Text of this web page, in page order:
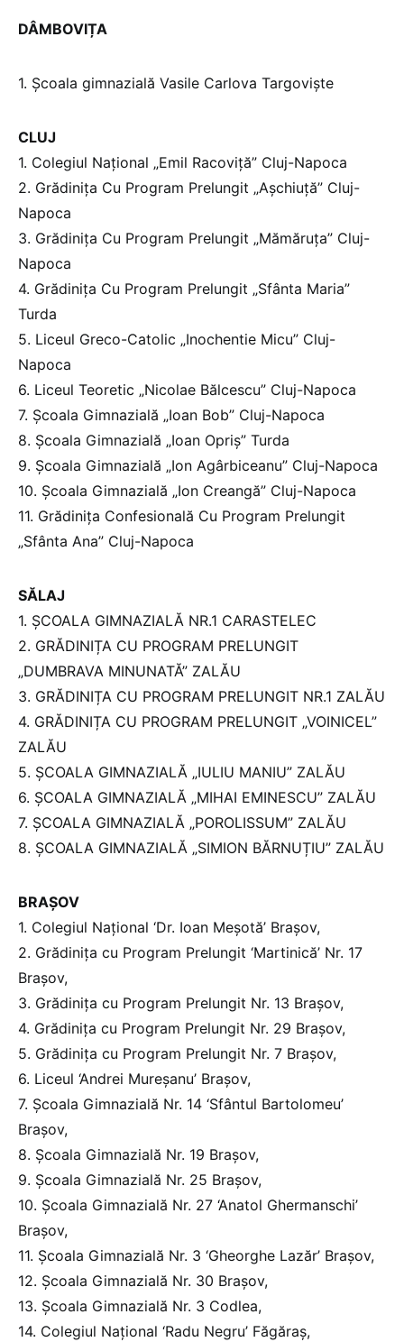
DÂMBOVIȚA
1. Școala gimnazială Vasile Carlova Targoviște
CLUJ
1. Colegiul Național „Emil Racoviță” Cluj-Napoca
2. Grădinița Cu Program Prelungit „Așchiuță” Cluj-
Napoca
3. Grădinița Cu Program Prelungit „Mămăruța” Cluj-
Napoca
4. Grădinița Cu Program Prelungit „Sfânta Maria”
Turda
5. Liceul Greco-Catolic „Inochentie Micu” Cluj-
Napoca
6. Liceul Teoretic „Nicolae Bălcescu” Cluj-Napoca
7. Școala Gimnazială „Ioan Bob” Cluj-Napoca
8. Școala Gimnazială „Ioan Opriș” Turda
9. Școala Gimnazială „Ion Agârbiceanu” Cluj-Napoca
10. Școala Gimnazială „Ion Creangă” Cluj-Napoca
11. Grădinița Confesională Cu Program Prelungit
„Sfânta Ana” Cluj-Napoca
SĂLAJ
1. ȘCOALA GIMNAZIALĂ NR.1 CARASTELEC
2. GRĂDINIȚA CU PROGRAM PRELUNGIT
„DUMBRAVA MINUNATĂ” ZALĂU
3. GRĂDINIȚA CU PROGRAM PRELUNGIT NR.1 ZALĂU
4. GRĂDINIȚA CU PROGRAM PRELUNGIT „VOINICEL”
ZALĂU
5. ȘCOALA GIMNAZIALĂ „IULIU MANIU” ZALĂU
6. ȘCOALA GIMNAZIALĂ „MIHAI EMINESCU” ZALĂU
7. ȘCOALA GIMNAZIALĂ „POROLISSUM” ZALĂU
8. ȘCOALA GIMNAZIALĂ „SIMION BĂRNUȚIU” ZALĂU
BRAȘOV
1. Colegiul Național ‘Dr. Ioan Meșotă’ Brașov,
2. Grădinița cu Program Prelungit ‘Martinică’ Nr. 17
Brașov,
3. Grădinița cu Program Prelungit Nr. 13 Brașov,
4. Grădinița cu Program Prelungit Nr. 29 Brașov,
5. Grădinița cu Program Prelungit Nr. 7 Brașov,
6. Liceul ‘Andrei Mureșanu’ Brașov,
7. Școala Gimnazială Nr. 14 ‘Sfântul Bartolomeu’
Brașov,
8. Școala Gimnazială Nr. 19 Brașov,
9. Școala Gimnazială Nr. 25 Brașov,
10. Școala Gimnazială Nr. 27 ‘Anatol Ghermanschi’
Brașov,
11. Școala Gimnazială Nr. 3 ‘Gheorghe Lazăr’ Brașov,
12. Școala Gimnazială Nr. 30 Brașov,
13. Școala Gimnazială Nr. 3 Codlea,
14. Colegiul Național ‘Radu Negru’ Făgăraș,